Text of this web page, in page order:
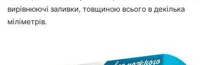
вирівнюючі заливки, товщиною всього в декілька
міліметрів.